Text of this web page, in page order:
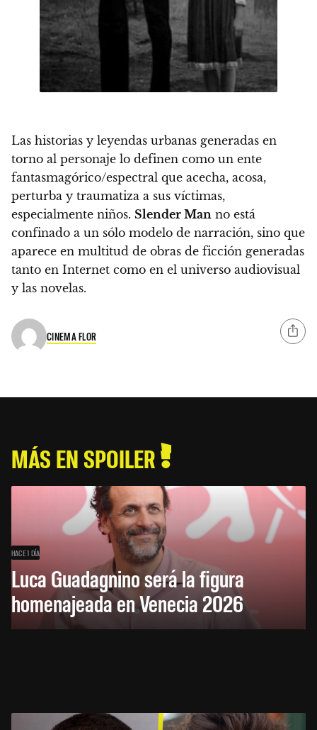
Las historias y leyendas urbanas generadas en
torno al personaje lo definen como un ente
fantasmagórico/espectral que acecha, acosa,
perturba y traumatiza a sus víctimas,
especialmente niños. Slender Man no está
confinado a un sólo modelo de narración, sino que
aparece en multitud de obras de ficción generadas
tanto en Internet como en el universo audiovisual
y las novelas.
CINEMA FLOR
MÁS EN SPOILER
HACE 1 DÍA
Luca Guadagnino será la figura
homenajeada en Venecia 2026